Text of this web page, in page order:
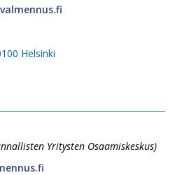
Helsinki
Yritysten Osaamiskeskus)